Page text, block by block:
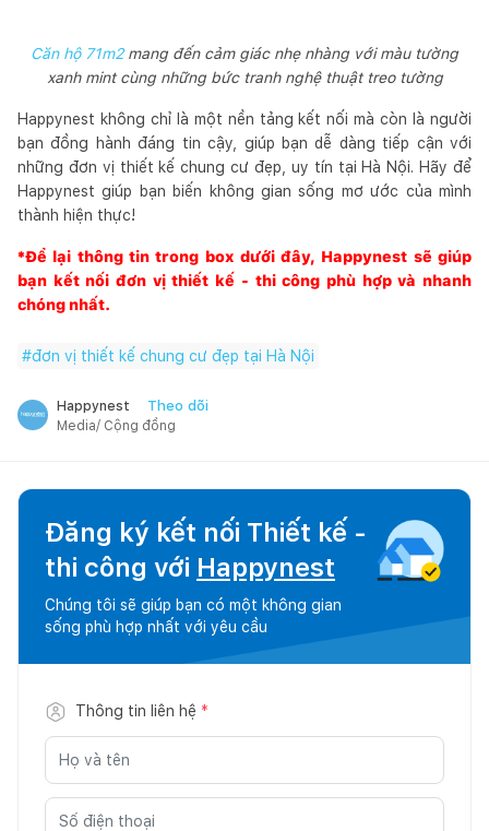
Căn hộ 71m2mang đến cảm giác nhẹ nhàng với màu tường
xanh mint cùng những bức tranh nghệ thuật treo tường
Happynest không chỉ là một nền tảng kết nối mà còn là người
bạn đồng hành đáng tin cậy, giúp bạn dễ dàng tiếp cận với
những đơn vị thiết kế chung cư đẹp, uy tín tại Hà Nội. Hãy để
Happynest giúp bạn biến không gian sống mơ ước của mình
thành hiện thực!
*Để lại thông tin trong box dưới đây, Happynest sẽ giúp
bạn kết nối đơn vị thiết kế - thi công phù hợp và nhanh
chóng nhất.
#đơn vị thiết kế chung cư đẹp tại Hà Nội
Happynest Theo dõi
Media/ Cộng đồng
Đăng ký kết nối Thiết kế -
thi công với Happynest
Chúng tôi sẽ giúp bạn có một không gian
sống phù hợp nhất với yêu cầu
Thông tin liên hệ *